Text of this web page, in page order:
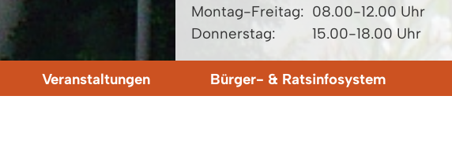
Montag-Freitag: 08.00-12.00 Uhr
Donnerstag:
15.00-18.00 Uhr
Veranstaltungen Bürger- & Ratsinfosystem